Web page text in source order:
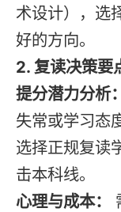
术设计），选
好的方向。
2. 复读决策要
提分潜力分析：
失常或学习态
选择正规复读
击本科线。
心理与成本：